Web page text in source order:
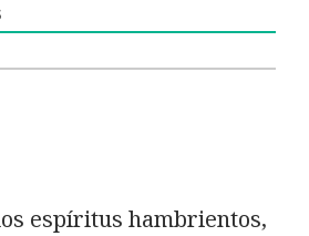
espíritus hambrientos,